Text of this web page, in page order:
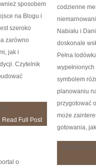
sposobem
na Blogu i
szeroko
zarówno
jak i
Czytelnik
Read Full Post
codzienne
Nabiału i
doskonale
Pełna
symbolem
planowaniu
przygotować
może
gotowania,
o